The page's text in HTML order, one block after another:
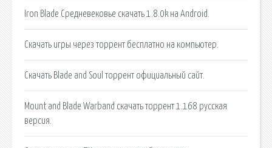
Iron Blade Средневековье скачать 1.8.0k на Android.
Скачать игры через торрент бесплатно на компьютер.
Скачать Blade and Soul торрент официальный сайт.
Mount and Blade Warband скачать торрент 1.168 русская
версия.